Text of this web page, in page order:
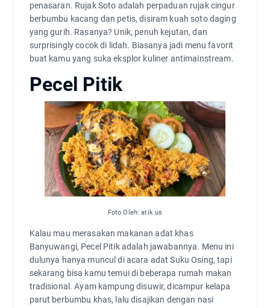
penasaran. Rujak Soto adalah perpaduan rujak cingur
berbumbu kacang dan petis, disiram kuah soto daging
yang gurih. Rasanya? Unik, penuh kejutan, dan
surprisingly cocok di lidah. Biasanya jadi menu favorit
buat kamu yang suka eksplor kuliner antimainstream.
Pecel Pitik
Foto Oleh: atik.us
Kalau mau merasakan makanan adat khas
Banyuwangi, Pecel Pitik adalah jawabannya. Menu ini
dulunya hanya muncul di acara adat Suku Osing, tapi
sekarang bisa kamu temui di beberapa rumah makan
tradisional. Ayam kampung disuwir, dicampur kelapa
parut berbumbu khas, lalu disajikan dengan nasi